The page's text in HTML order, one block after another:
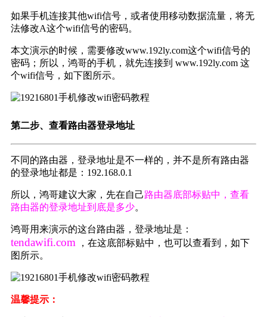
如果手机连接其他wifi信号，或者使用移动数据流量，将无
法修改A这个wifi信号的密码。
本文演示的时候，需要修改www.192ly.com这个wifi信号的
密码；所以，鸿哥的手机，就先连接到 www.192ly.com 这
个wifi信号，如下图所示。
第二步、查看路由器登录地址
不同的路由器，登录地址是不一样的，并不是所有路由器
的登录地址都是：192.168.0.1
所以，鸿哥建议大家，先在自己路由器底部标贴中，查看
路由器的登录地址到底是多少。
鸿哥用来演示的这台路由器，登录地址是：
tendawifi.com ，在这底部标贴中，也可以查看到，如下
图所示。
温馨提示：